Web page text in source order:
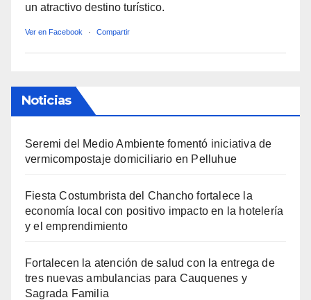
un atractivo destino turístico.
Ver en Facebook · Compartir
Noticias
Seremi del Medio Ambiente fomentó iniciativa de
vermicompostaje domiciliario en Pelluhue
Fiesta Costumbrista del Chancho fortalece la
economía local con positivo impacto en la hotelería
y el emprendimiento
Fortalecen la atención de salud con la entrega de
tres nuevas ambulancias para Cauquenes y
Sagrada Familia